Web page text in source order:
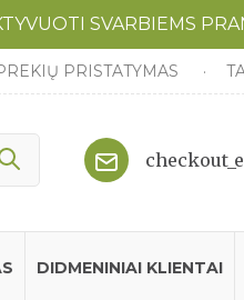
SVARBIEMS
PRISTATYMAS
DIDMENINIAI KLIENTAI